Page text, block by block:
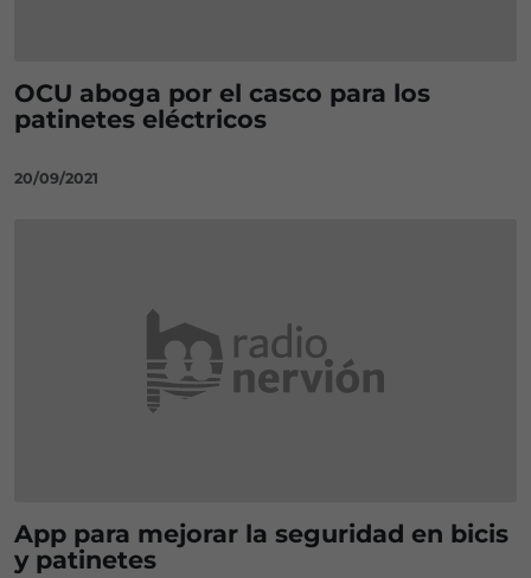
OCU aboga por el casco para los
patinetes eléctricos
20/09/2021
App para mejorar la seguridad en bicis
y patinetes